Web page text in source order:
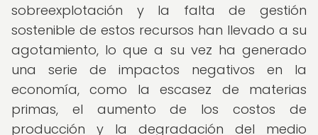
sobreexplotación y la falta de gestión
sostenible de estos recursos han llevado a su
agotamiento, lo que a su vez ha generado
una serie de impactos negativos en la
economía, como la escasez de materias
primas, el aumento de los costos de
producción y la degradación del medio